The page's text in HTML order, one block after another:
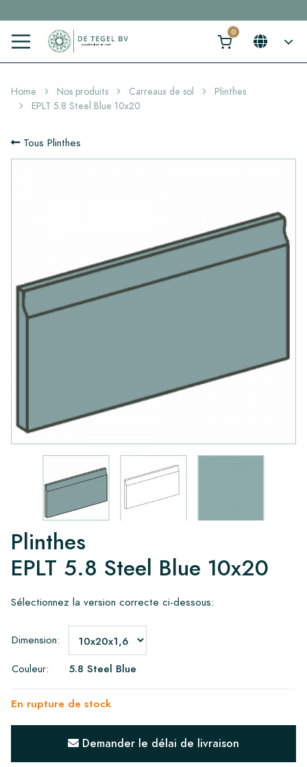
Cliquez ici et trouvez votre carrelage idéal en 2 min. →
Home Nos produits Carreaux de sol
Plinthes
EPLT 5.8 Steel Blue 10x20
Tous Plinthes
Plinthes
EPLT 5.8 Steel Blue 10x20
Sélectionnez la version correcte ci-dessous:
Dimension:
Couleur:
5.8 Steel Blue
En rupture de stock
Demander le délai de livraison